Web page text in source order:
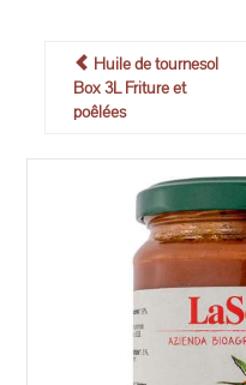
Huile de tournesol
Box 3L Friture et
poêlées